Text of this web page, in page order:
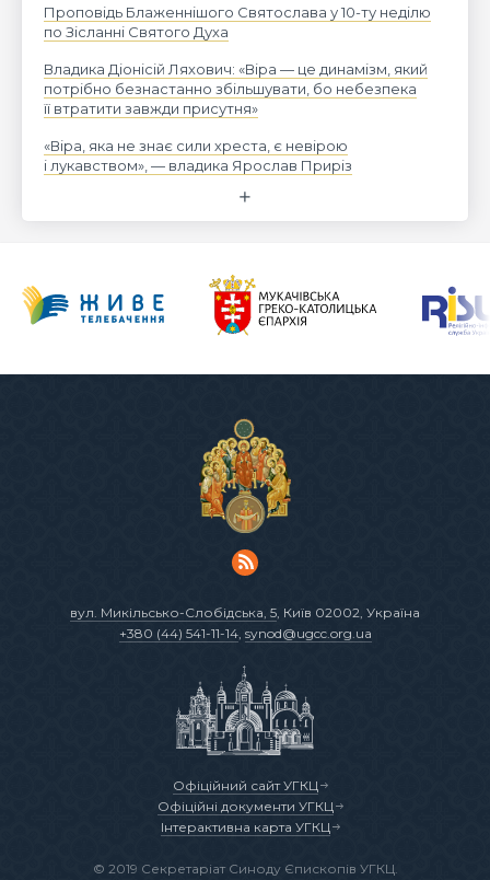
Проповідь Блаженнішого Святослава у 10-ту неділю
по Зісланні Святого Духа
Владика Діонісій Ляхович: «Віра — це динамізм, який
потрібно безнастанно збільшувати, бо небезпека
її втратити завжди присутня»
«Віра, яка не знає сили хреста, є невірою
і лукавством», — владика Ярослав Приріз
вул. Микільсько-Слобідська, 5, Київ 02002, Україна
+380 (44) 541-11-14, synod@ugcc.org.ua
Офіційний сайт УГКЦ
Офіційні документи УГКЦ
Інтерактивна карта УГКЦ
© 2019 Секретаріат Синоду Єпископів УГКЦ.